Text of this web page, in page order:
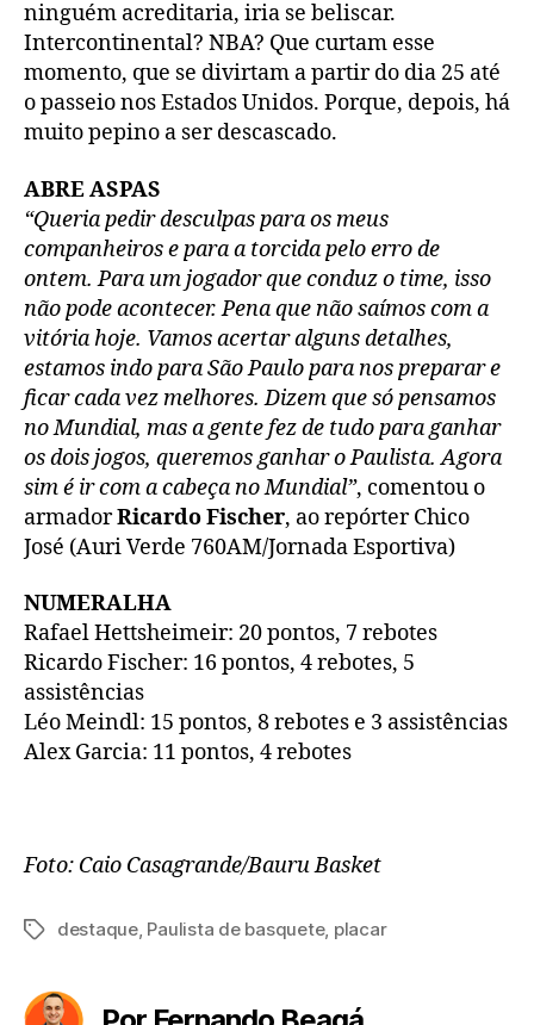
ninguém acreditaria, iria se beliscar.
Intercontinental? NBA? Que curtam esse
momento, que se divirtam a partir do dia 25 até
o passeio nos Estados Unidos. Porque, depois, há
muito pepino a ser descascado.
ABRE ASPAS
“Queria pedir desculpas para os meus
companheiros e para a torcida pelo erro de
ontem. Para um jogador que conduz o time, isso
não pode acontecer. Pena que não saímos com a
vitória hoje. Vamos acertar alguns detalhes,
estamos indo para São Paulo para nos preparar e
ficar cada vez melhores. Dizem que só pensamos
no Mundial, mas a gente fez de tudo para ganhar
os dois jogos, queremos ganhar o Paulista. Agora
sim é ir com a cabeça no Mundial”, comentou o
armadorRicardo Fischer, ao repórter Chico
José (Auri Verde 760AM/Jornada Esportiva)
NUMERALHA
Rafael Hettsheimeir: 20 pontos, 7 rebotes
Ricardo Fischer: 16 pontos, 4 rebotes, 5
assistências
Léo Meindl: 15 pontos, 8 rebotes e 3 assistências
Alex Garcia: 11 pontos, 4 rebotes
Foto: Caio Casagrande/Bauru Basket
Tagsdestaque, Paulista de basquete, placar